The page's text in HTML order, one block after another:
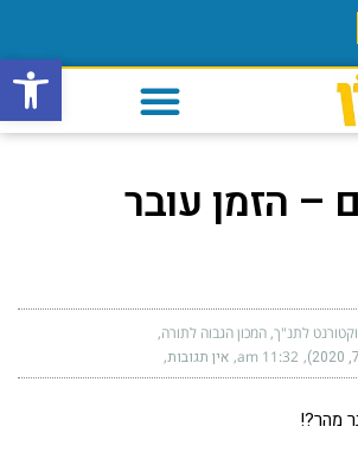
פתח
– הזמן עובר
לתנ"ך, המכון הגבוה לתורה
11:32 am אין תגובות
מהר?!